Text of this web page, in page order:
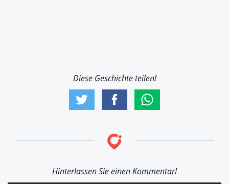
Diese Geschichte teilen!
Hinterlassen Sie einen Kommentar!